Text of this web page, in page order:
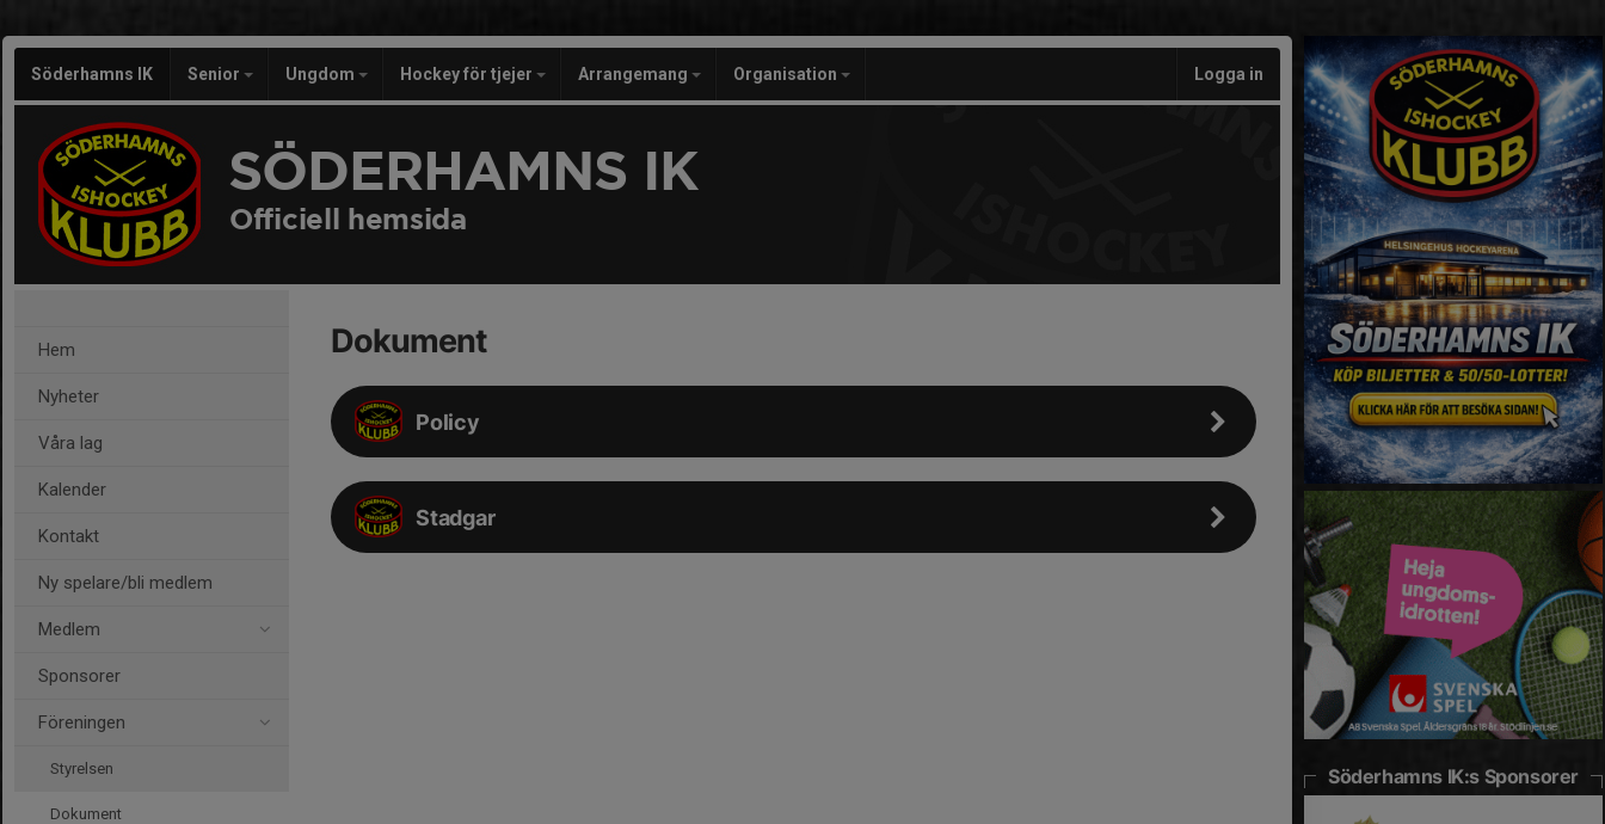
Söderhamns IK Senior Ungdom Hockey för tjejer Arrangemang Organisation Logga in
SÖDERHAMNS IK
Officiell hemsida
Hem
Nyheter
Våra lag
Kalender
Kontakt
Ny spelare/bli medlem
Medlem
Sponsorer
Föreningen
Styrelsen
Dokument
Dokument
Policy
Stadgar
Söderhamns IK:s Sponsorer